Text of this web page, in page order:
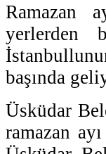
Ramazan
yerlerden
başında
Üsküdar
ramazan